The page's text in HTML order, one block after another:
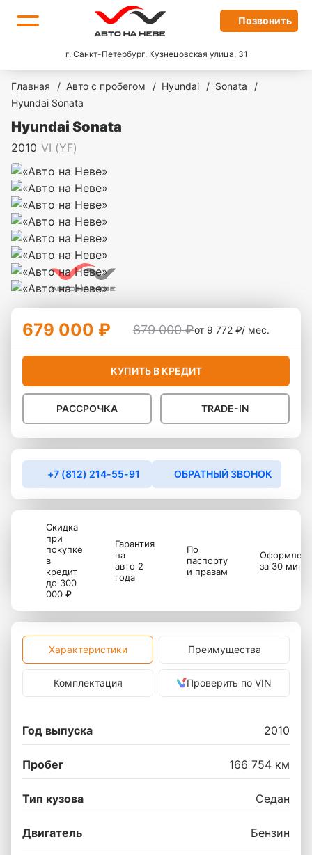
г. Санкт-Петербург, Кузнецовская улица, 31
Позвонить
Главная / Авто с пробегом / Hyundai / Sonata
/
Hyundai Sonata
Hyundai Sonata
2010 VI (YF)
679 000 ₽ 879 000 ₽от 9 772 ₽/ мес.
КУПИТЬ В КРЕДИТ
РАССРОЧКА TRADE-IN
+7 (812) 214-55-91 ОБРАТНЫЙ ЗВОНОК
Скидка
при
покупке
в
кредит
до 300
000 ₽
Гарантия
на
авто 2
года
По
паспорту
и правам
за 30
Характеристики Преимущества
Комплектация Проверить по VIN
Год выпуска 2010
Пробег 166 754 км
Тип кузова Седан
Двигатель Бензин